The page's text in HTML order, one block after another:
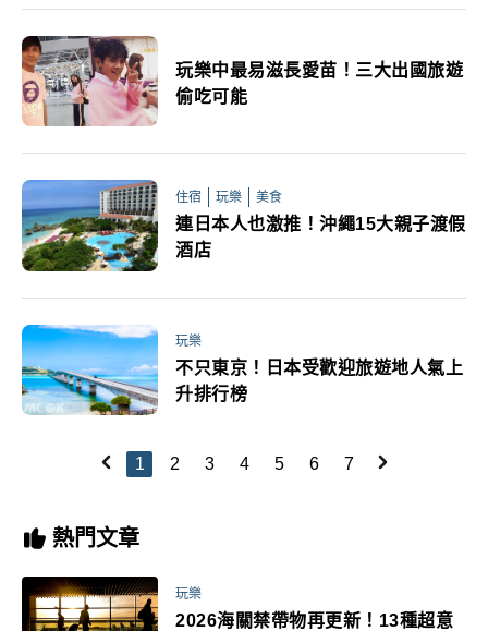
玩樂中最易滋長愛苗！三大出國旅遊
偷吃可能
住宿 玩樂 美食
連日本人也激推！沖繩15大親子渡假
酒店
玩樂
不只東京！日本受歡迎旅遊地人氣上
升排行榜
1 2 3 4 5 6 7
熱門文章
玩樂
2026海關禁帶物再更新！13種超意